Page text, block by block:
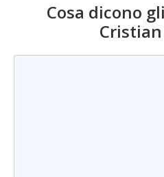
Cosa dicono